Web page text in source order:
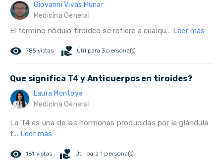
Giovanni Vivas Munar
Medicina General
El término nódulo tiroideo se refiere a cualqu... Leer más
remove_red_eye 785 vistas volunteer_activism Útil para 3 persona(s)
Que significa T4 y Anticuerpos en tiroides?
Laura Montoya
Medicina General
La T4 es una de las hormonas producidas por la glándula
t... Leer más
remove_red_eye 161 vistas volunteer_activism Útil para 1 persona(s)